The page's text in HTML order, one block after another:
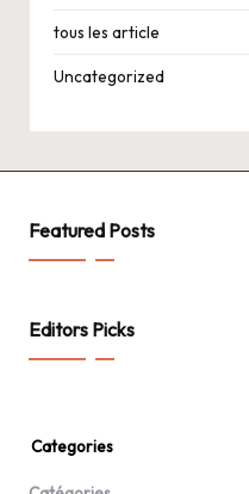
tous les article
Uncategorized
Featured Posts
Editors Picks
Categories